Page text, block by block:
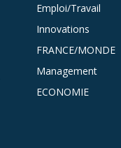
Emploi/Travail
Innovations
FRANCE/MONDE
Management
ECONOMIE